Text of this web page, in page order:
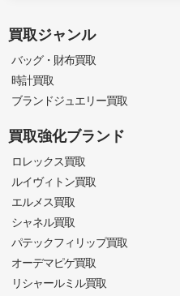
買取ジャンル
バッグ・財布買取
時計買取
ブランドジュエリー買取
買取強化ブランド
ロレックス買取
ルイヴィトン買取
エルメス買取
シャネル買取
パテックフィリップ買取
オーデマピゲ買取
リシャールミル買取